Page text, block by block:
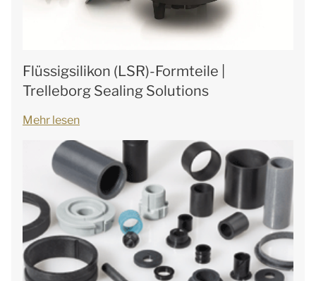
Flüssigsilikon (LSR)-Formteile |
Trelleborg Sealing Solutions
Mehr lesen